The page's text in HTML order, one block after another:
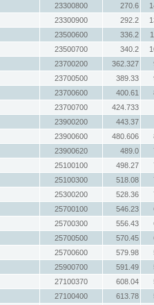
23300800 270.6
23300900 292.2
23500600 336.2
23500700 340.2
23700200 362.327
23700500 389.33
23700600 400.61
23700700
424.733
23900200
443.37
23900600 480.606
23900620 489.0
25100100 498.27
25100300 518.08
25300200 528.36
25700100 546.23
25700300 556.43
25700500 570.45
25700600 579.98
25900700 591.49
27100370 608.04
27100400 613.78